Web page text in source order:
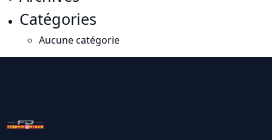
Catégories
Aucune catégorie